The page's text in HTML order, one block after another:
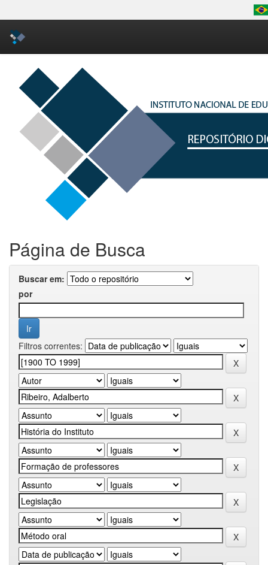
Skip
navigation
Página de Busca
Buscar em:
por
Filtros correntes: